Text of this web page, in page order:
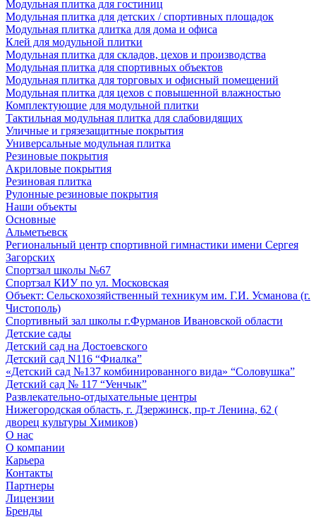
Модульная плитка для гостиниц
Модульная плитка для детских / спортивных площадок
Модульная плитка длитка для дома и офиса
Клей для модульной плитки
Модульная плитка для складов, цехов и производства
Модульная плитка для спортивных объектов
Модульная плитка для торговых и офисный помещений
Модульная плитка для цехов с повышенной влажностью
Комплектующие для модульной плитки
Тактильная модульная плитка для слабовидящих
Уличные и грязезащитные покрытия
Универсальные модульная плитка
Резиновые покрытия
Акриловые покрытия
Резиновая плитка
Рулонные резиновые покрытия
Наши объекты
Основные
Альметьевск
Региональный центр спортивной гимнастики имени Сергея
Загорских
Спортзал школы №67
Спортзал КИУ по ул. Московская
Объект: Сельскохозяйственный техникум им. Г.И. Усманова (г.
Чистополь)
Спортивный зал школы г.Фурманов Ивановской области
Детские сады
Детский сад на Достоевского
Детский сад N116 “Фиалка”
«Детский сад №137 комбинированного вида» “Соловушка”
Детский сад № 117 “Уенчык”
Развлекательно-отдыхательные центры
Нижегородская область, г. Дзержинск, пр-т Ленина, 62 (
дворец культуры Химиков)
О нас
О компании
Карьера
Контакты
Партнеры
Лицензии
Бренды